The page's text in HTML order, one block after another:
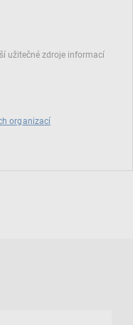
užitečné zdroje informací
organizací